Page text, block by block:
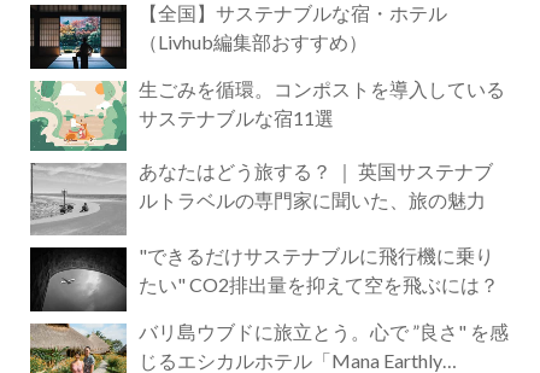
【全国】サステナブルな宿・ホテル
（Livhub編集部おすすめ）
生ごみを循環。コンポストを導入している
サステナブルな宿11選
あなたはどう旅する？ ｜ 英国サステナブ
ルトラベルの専門家に聞いた、旅の魅力
"できるだけサステナブルに飛行機に乗り
たい" CO2排出量を抑えて空を飛ぶには？
バリ島ウブドに旅立とう。心で ”良さ" を感
じるエシカルホテル「Mana Earthly